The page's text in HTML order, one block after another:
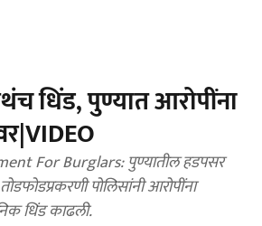
धिंड, पुण्यात आरोपींना
For Burglars: पुण्यातील हडपसर
पोलिसांनी आरोपींना
धिंड काढली.